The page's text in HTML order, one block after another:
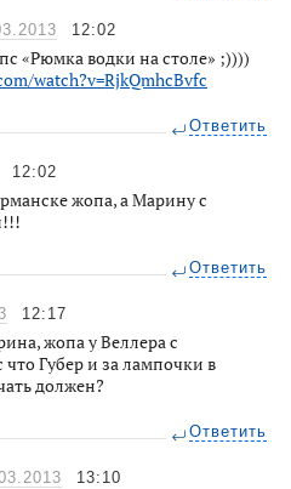
12:02
«Рюмка водки на столе» ;))))
watch?v=RjkQmhcBvfc
Ответить
12:02
жопа, а Марину с
Ответить
12:17
жопа у Веллера с
Губер и за лампочки в
должен?
Ответить
13:10